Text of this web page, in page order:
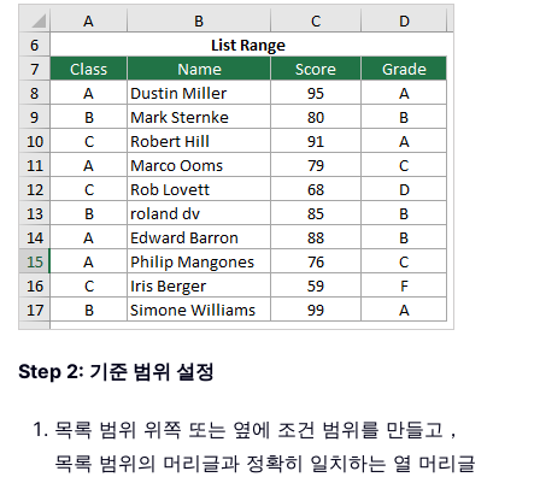
Step 2: 기준 범위 설정
목록 범위 위쪽 또는 옆에 조건 범위를 만들고，
목록 범위의 머리글과 정확히 일치하는 열 머리글